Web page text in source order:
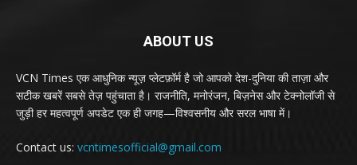
ABOUT US
VCN Times एक आधुनिक न्यूज़ प्लेटफ़ॉर्म है जो आपको देश-दुनिया की ताज़ा और
सटीक खबरें सबसे तेज़ पहुंचाता है। राजनीति, मनोरंजन, बिज़नेस और टेक्नोलॉजी से
जुड़ी हर महत्वपूर्ण अपडेट एक ही जगह—विश्वसनीय और सरल भाषा में।
Contact us: vcntimesofficial@gmail.com